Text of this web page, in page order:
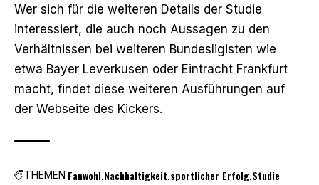
Wer sich für die weiteren Details der Studie
interessiert, die auch noch Aussagen zu den
Verhältnissen bei weiteren Bundesligisten wie
etwa Bayer Leverkusen oder Eintracht Frankfurt
macht, findet diese weiteren Ausführungen auf
der Webseite des Kickers.
THEMEN Fanwohl Nachhaltigkeit sportlicher Erfolg Studie